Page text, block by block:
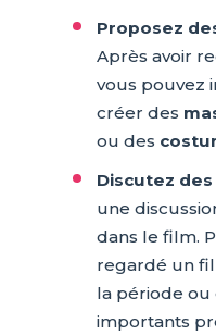
Proposez
Après avoir
vous pouvez
créer des
ou des
Discutez
une
dans le film.
regardé un
la période ou
importants